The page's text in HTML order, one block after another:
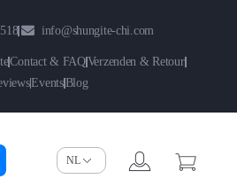
info@shungite-chi.com
Contact & FAQVerzenden & Retour
EventsBlog